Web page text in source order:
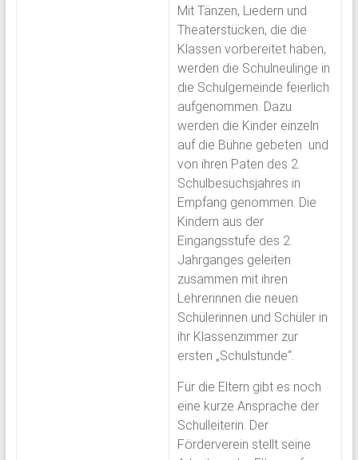
Mit Tänzen, Liedern und
Theaterstücken, die die
Klassen vorbereitet haben,
werden die Schulneulinge in
die Schulgemeinde feierlich
aufgenommen. Dazu
werden die Kinder einzeln
auf die Bühne gebeten und
von ihren Paten des 2.
Schulbesuchsjahres in
Empfang genommen. Die
Kindern aus der
Eingangsstufe des 2.
Jahrganges geleiten
zusammen mit ihren
Lehrerinnen die neuen
Schülerinnen und Schüler in
ihr Klassenzimmer zur
ersten „Schulstunde“.
Für die Eltern gibt es noch
eine kurze Ansprache der
Schulleiterin. Der
Förderverein stellt seine